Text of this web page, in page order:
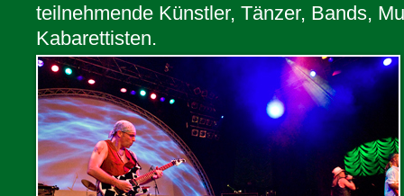
teilnehmende Künstler, Tänzer, Bands,
Kabarettisten.